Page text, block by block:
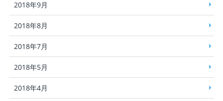
2018年9月
2018年8月
2018年7月
2018年5月
2018年4月